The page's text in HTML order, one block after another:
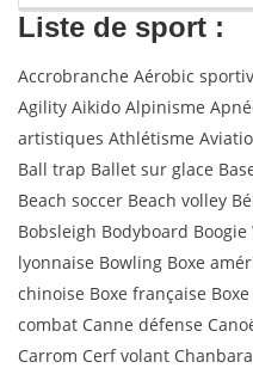
Liste de sport :
Accrobranche Aérobic
Agility Aikido Alpinisme
artistiques Athlétisme
Ball trap Ballet sur glace
Beach soccer Beach volley
Bobsleigh Bodyboard
lyonnaise Bowling Boxe
chinoise Boxe française
combat Canne défense
Carrom Cerf volant